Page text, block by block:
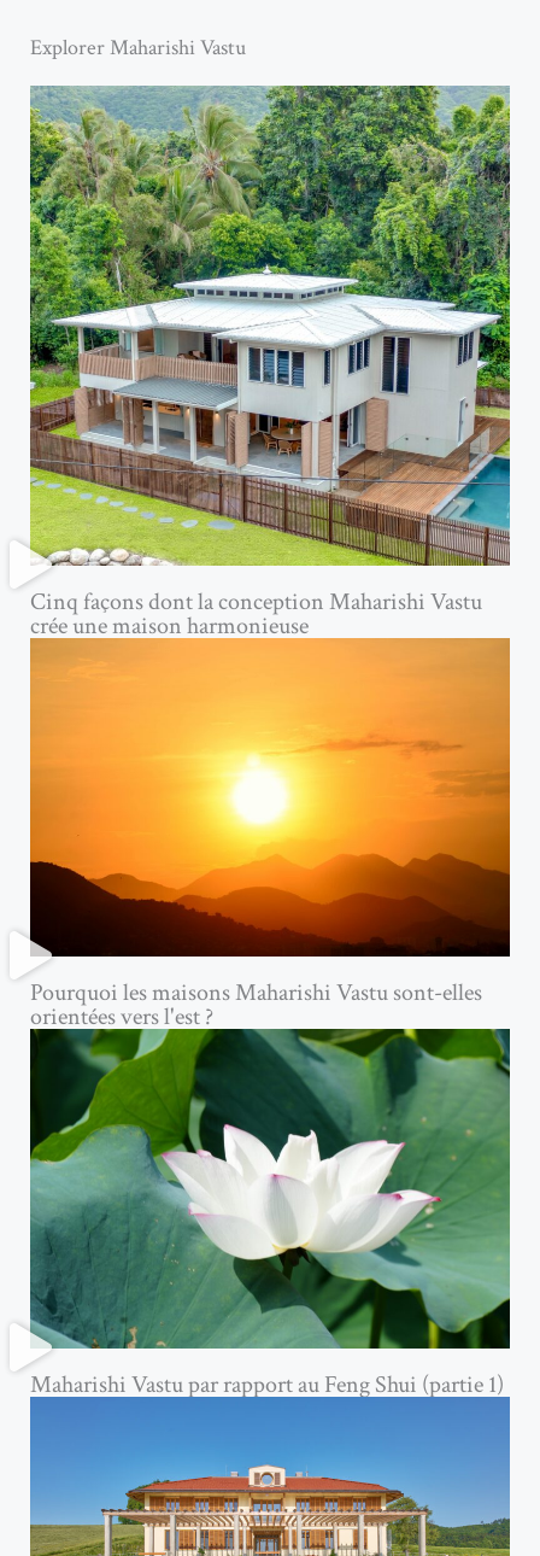
Explorer Maharishi Vastu
Cinq façons dont la conception Maharishi Vastu
crée une maison harmonieuse
Pourquoi les maisons Maharishi Vastu sont-elles
orientées vers l'est ?
Maharishi Vastu par rapport au Feng Shui (partie 1)